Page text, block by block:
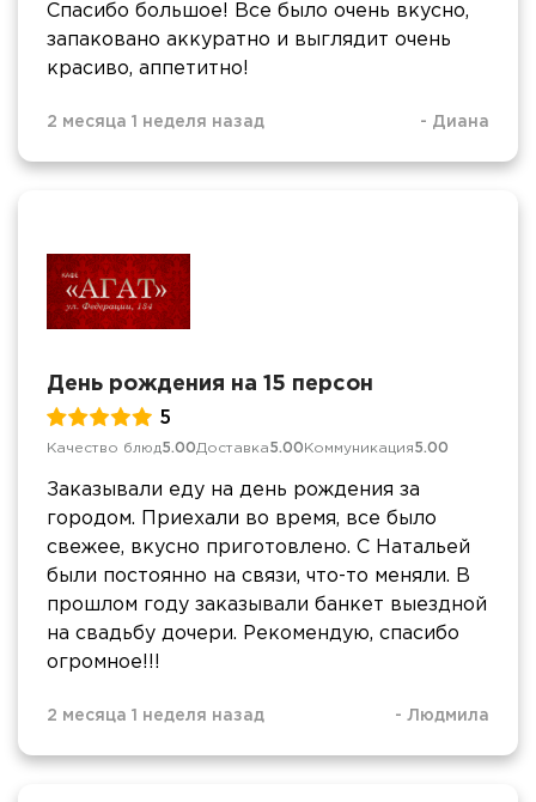
Спасибо большое! Все было очень вкусно,
запаковано аккуратно и выглядит очень
красиво, аппетитно!
2 месяца 1 неделя назад - Диана
День рождения на 15 персон
5
Качество блюд5.00Доставка5.00 Коммуникация5.00
Заказывали еду на день рождения за
городом. Приехали во время, все было
свежее, вкусно приготовлено. С Натальей
были постоянно на связи, что-то меняли. В
прошлом году заказывали банкет выездной
на свадьбу дочери. Рекомендую, спасибо
огромное!!!
2 месяца 1 неделя назад - Людмила